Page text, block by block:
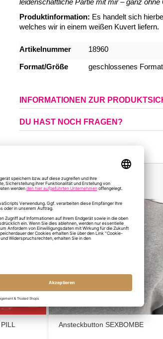
leidenschaftliche Partie mit mir – ganz ohne
Produktinformation: Es handelt sich
welches wir in einem weißen Kuvert liefern.
Mehr
Artikelnummer 18960
Format/Größe geschlossenes
INFORMATIONEN ZUR
DU HAST NOCH FRAGEN?
Ansteckbutton SEXBOMBE